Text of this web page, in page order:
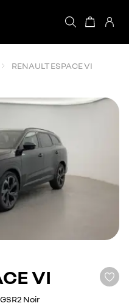
RENAULT ESPACE VI
VI
Noir